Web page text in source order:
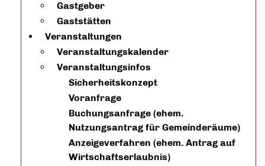
Gastgeber
Gaststätten
Veranstaltungen
Veranstaltungskalender
Veranstaltungsinfos
Sicherheitskonzept
Voranfrage
Buchungsanfrage (ehem.
Nutzungsantrag für Gemeinderäume)
Anzeigeverfahren (ehem. Antrag auf
Wirtschaftserlaubnis)